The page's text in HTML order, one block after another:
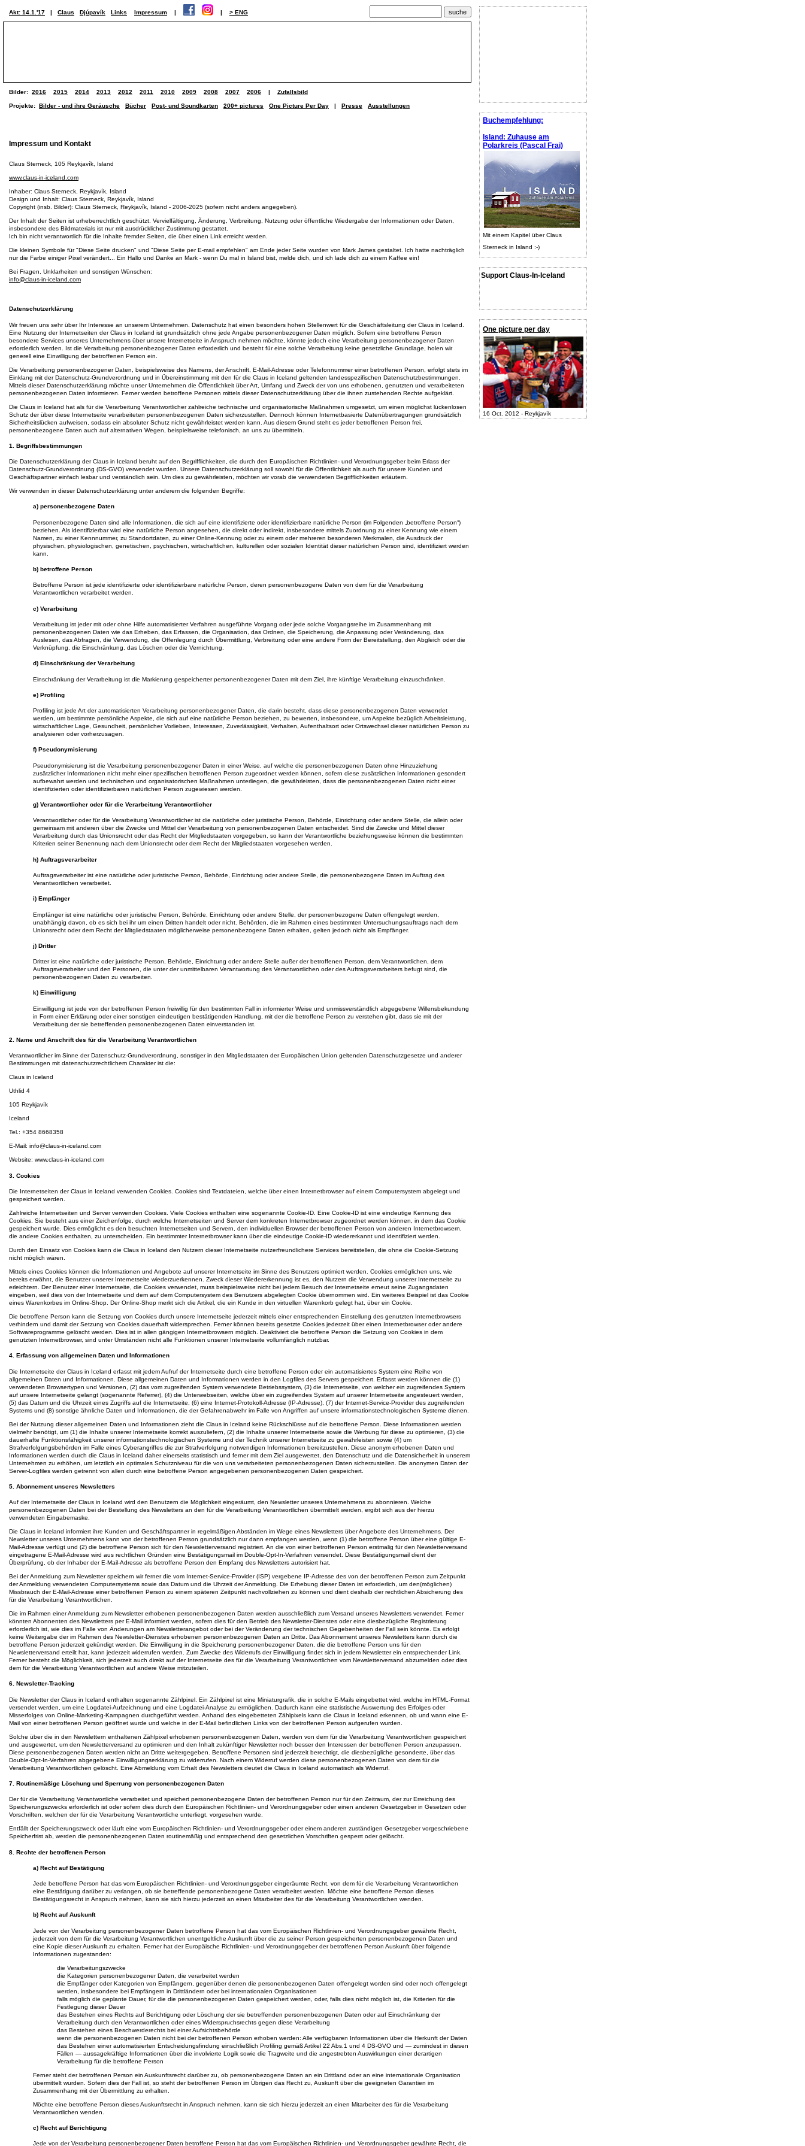
Buchempfehlung:
Island: Zuhause am
Polarkreis (Pascal Frai)
Mit einem Kapitel über Claus
Sterneck in Island :-)
Support Claus-In-Iceland
One picture per day
16 Oct. 2012 - Reykjavík
Akt: 14.1.'17 | Claus Djúpavík Links Impressum | | > ENG
Bilder: 2016 2015 2014 2013 2012 2011 2010 2009 2008 2007 2006 | Zufallsbild
Projekte: Bilder - und ihre Geräusche Bücher Post- und Soundkarten 200+ pictures One Picture Per Day | Presse Ausstellungen
Impressum und Kontakt
Claus Sterneck, 105 Reykjavík, Island
www.claus-in-iceland.com
Inhaber: Claus Sterneck, Reykjavík, Island
Design und Inhalt: Claus Sterneck, Reykjavík, Island
Copyright (insb. Bilder): Claus Sterneck, Reykjavík, Island - 2006-2025 (sofern nicht anders angegeben).
Der Inhalt der Seiten ist urheberrechtlich geschützt. Vervielfältigung, Änderung, Verbreitung, Nutzung oder öffentliche Wiedergabe der Informationen oder Daten,
insbesondere des Bildmaterials ist nur mit ausdrücklicher Zustimmung gestattet.
Ich bin nicht verantwortlich für die Inhalte fremder Seiten, die über einen Link erreicht werden.
Die kleinen Symbole für "Diese Seite drucken" und "Diese Seite per E-mail empfehlen" am Ende jeder Seite wurden von Mark James gestaltet. Ich hatte nachträglich
nur die Farbe einiger Pixel verändert... Ein Hallo und Danke an Mark - wenn Du mal in Island bist, melde dich, und ich lade dich zu einem Kaffee ein!
Bei Fragen, Unklarheiten und sonstigen Wünschen:
info@claus-in-iceland.com
Datenschutzerklärung
Wir freuen uns sehr über Ihr Interesse an unserem Unternehmen. Datenschutz hat einen besonders hohen Stellenwert für die Geschäftsleitung der Claus in Iceland.
Eine Nutzung der Internetseiten der Claus in Iceland ist grundsätzlich ohne jede Angabe personenbezogener Daten möglich. Sofern eine betroffene Person
besondere Services unseres Unternehmens über unsere Internetseite in Anspruch nehmen möchte, könnte jedoch eine Verarbeitung personenbezogener Daten
erforderlich werden. Ist die Verarbeitung personenbezogener Daten erforderlich und besteht für eine solche Verarbeitung keine gesetzliche Grundlage, holen wir
generell eine Einwilligung der betroffenen Person ein.
Die Verarbeitung personenbezogener Daten, beispielsweise des Namens, der Anschrift, E-Mail-Adresse oder Telefonnummer einer betroffenen Person, erfolgt stets im
Einklang mit der Datenschutz-Grundverordnung und in Übereinstimmung mit den für die Claus in Iceland geltenden landesspezifischen Datenschutzbestimmungen.
Mittels dieser Datenschutzerklärung möchte unser Unternehmen die Öffentlichkeit über Art, Umfang und Zweck der von uns erhobenen, genutzten und verarbeiteten
personenbezogenen Daten informieren. Ferner werden betroffene Personen mittels dieser Datenschutzerklärung über die ihnen zustehenden Rechte aufgeklärt.
Die Claus in Iceland hat als für die Verarbeitung Verantwortlicher zahlreiche technische und organisatorische Maßnahmen umgesetzt, um einen möglichst lückenlosen
Schutz der über diese Internetseite verarbeiteten personenbezogenen Daten sicherzustellen. Dennoch können Internetbasierte Datenübertragungen grundsätzlich
Sicherheitslücken aufweisen, sodass ein absoluter Schutz nicht gewährleistet werden kann. Aus diesem Grund steht es jeder betroffenen Person frei,
personenbezogene Daten auch auf alternativen Wegen, beispielsweise telefonisch, an uns zu übermitteln.
1. Begriffsbestimmungen
Die Datenschutzerklärung der Claus in Iceland beruht auf den Begrifflichkeiten, die durch den Europäischen Richtlinien- und Verordnungsgeber beim Erlass der
Datenschutz-Grundverordnung (DS-GVO) verwendet wurden. Unsere Datenschutzerklärung soll sowohl für die Öffentlichkeit als auch für unsere Kunden und
Geschäftspartner einfach lesbar und verständlich sein. Um dies zu gewährleisten, möchten wir vorab die verwendeten Begrifflichkeiten erläutern.
Wir verwenden in dieser Datenschutzerklärung unter anderem die folgenden Begriffe:
a) personenbezogene Daten
Personenbezogene Daten sind alle Informationen, die sich auf eine identifizierte oder identifizierbare natürliche Person (im Folgenden „betroffene Person“)
beziehen. Als identifizierbar wird eine natürliche Person angesehen, die direkt oder indirekt, insbesondere mittels Zuordnung zu einer Kennung wie einem
Namen, zu einer Kennnummer, zu Standortdaten, zu einer Online-Kennung oder zu einem oder mehreren besonderen Merkmalen, die Ausdruck der
physischen, physiologischen, genetischen, psychischen, wirtschaftlichen, kulturellen oder sozialen Identität dieser natürlichen Person sind, identifiziert werden
kann.
b) betroffene Person
Betroffene Person ist jede identifizierte oder identifizierbare natürliche Person, deren personenbezogene Daten von dem für die Verarbeitung
Verantwortlichen verarbeitet werden.
c) Verarbeitung
Verarbeitung ist jeder mit oder ohne Hilfe automatisierter Verfahren ausgeführte Vorgang oder jede solche Vorgangsreihe im Zusammenhang mit
personenbezogenen Daten wie das Erheben, das Erfassen, die Organisation, das Ordnen, die Speicherung, die Anpassung oder Veränderung, das
Auslesen, das Abfragen, die Verwendung, die Offenlegung durch Übermittlung, Verbreitung oder eine andere Form der Bereitstellung, den Abgleich oder die
Verknüpfung, die Einschränkung, das Löschen oder die Vernichtung.
d) Einschränkung der Verarbeitung
Einschränkung der Verarbeitung ist die Markierung gespeicherter personenbezogener Daten mit dem Ziel, ihre künftige Verarbeitung einzuschränken.
e) Profiling
Profiling ist jede Art der automatisierten Verarbeitung personenbezogener Daten, die darin besteht, dass diese personenbezogenen Daten verwendet
werden, um bestimmte persönliche Aspekte, die sich auf eine natürliche Person beziehen, zu bewerten, insbesondere, um Aspekte bezüglich Arbeitsleistung,
wirtschaftlicher Lage, Gesundheit, persönlicher Vorlieben, Interessen, Zuverlässigkeit, Verhalten, Aufenthaltsort oder Ortswechsel dieser natürlichen Person zu
analysieren oder vorherzusagen.
f) Pseudonymisierung
Pseudonymisierung ist die Verarbeitung personenbezogener Daten in einer Weise, auf welche die personenbezogenen Daten ohne Hinzuziehung
zusätzlicher Informationen nicht mehr einer spezifischen betroffenen Person zugeordnet werden können, sofern diese zusätzlichen Informationen gesondert
aufbewahrt werden und technischen und organisatorischen Maßnahmen unterliegen, die gewährleisten, dass die personenbezogenen Daten nicht einer
identifizierten oder identifizierbaren natürlichen Person zugewiesen werden.
g) Verantwortlicher oder für die Verarbeitung Verantwortlicher
Verantwortlicher oder für die Verarbeitung Verantwortlicher ist die natürliche oder juristische Person, Behörde, Einrichtung oder andere Stelle, die allein oder
gemeinsam mit anderen über die Zwecke und Mittel der Verarbeitung von personenbezogenen Daten entscheidet. Sind die Zwecke und Mittel dieser
Verarbeitung durch das Unionsrecht oder das Recht der Mitgliedstaaten vorgegeben, so kann der Verantwortliche beziehungsweise können die bestimmten
Kriterien seiner Benennung nach dem Unionsrecht oder dem Recht der Mitgliedstaaten vorgesehen werden.
h) Auftragsverarbeiter
Auftragsverarbeiter ist eine natürliche oder juristische Person, Behörde, Einrichtung oder andere Stelle, die personenbezogene Daten im Auftrag des
Verantwortlichen verarbeitet.
i) Empfänger
Empfänger ist eine natürliche oder juristische Person, Behörde, Einrichtung oder andere Stelle, der personenbezogene Daten offengelegt werden,
unabhängig davon, ob es sich bei ihr um einen Dritten handelt oder nicht. Behörden, die im Rahmen eines bestimmten Untersuchungsauftrags nach dem
Unionsrecht oder dem Recht der Mitgliedstaaten möglicherweise personenbezogene Daten erhalten, gelten jedoch nicht als Empfänger.
j) Dritter
Dritter ist eine natürliche oder juristische Person, Behörde, Einrichtung oder andere Stelle außer der betroffenen Person, dem Verantwortlichen, dem
Auftragsverarbeiter und den Personen, die unter der unmittelbaren Verantwortung des Verantwortlichen oder des Auftragsverarbeiters befugt sind, die
personenbezogenen Daten zu verarbeiten.
k) Einwilligung
Einwilligung ist jede von der betroffenen Person freiwillig für den bestimmten Fall in informierter Weise und unmissverständlich abgegebene Willensbekundung
in Form einer Erklärung oder einer sonstigen eindeutigen bestätigenden Handlung, mit der die betroffene Person zu verstehen gibt, dass sie mit der
Verarbeitung der sie betreffenden personenbezogenen Daten einverstanden ist.
2. Name und Anschrift des für die Verarbeitung Verantwortlichen
Verantwortlicher im Sinne der Datenschutz-Grundverordnung, sonstiger in den Mitgliedstaaten der Europäischen Union geltenden Datenschutzgesetze und anderer
Bestimmungen mit datenschutzrechtlichem Charakter ist die:
Claus in Iceland
Uthlid 4
105 Reykjavík
Iceland
Tel.: +354 8668358
E-Mail: info@claus-in-iceland.com
Website: www.claus-in-iceland.com
3. Cookies
Die Internetseiten der Claus in Iceland verwenden Cookies. Cookies sind Textdateien, welche über einen Internetbrowser auf einem Computersystem abgelegt und
gespeichert werden.
Zahlreiche Internetseiten und Server verwenden Cookies. Viele Cookies enthalten eine sogenannte Cookie-ID. Eine Cookie-ID ist eine eindeutige Kennung des
Cookies. Sie besteht aus einer Zeichenfolge, durch welche Internetseiten und Server dem konkreten Internetbrowser zugeordnet werden können, in dem das Cookie
gespeichert wurde. Dies ermöglicht es den besuchten Internetseiten und Servern, den individuellen Browser der betroffenen Person von anderen Internetbrowsern,
die andere Cookies enthalten, zu unterscheiden. Ein bestimmter Internetbrowser kann über die eindeutige Cookie-ID wiedererkannt und identifiziert werden.
Durch den Einsatz von Cookies kann die Claus in Iceland den Nutzern dieser Internetseite nutzerfreundlichere Services bereitstellen, die ohne die Cookie-Setzung
nicht möglich wären.
Mittels eines Cookies können die Informationen und Angebote auf unserer Internetseite im Sinne des Benutzers optimiert werden. Cookies ermöglichen uns, wie
bereits erwähnt, die Benutzer unserer Internetseite wiederzuerkennen. Zweck dieser Wiedererkennung ist es, den Nutzern die Verwendung unserer Internetseite zu
erleichtern. Der Benutzer einer Internetseite, die Cookies verwendet, muss beispielsweise nicht bei jedem Besuch der Internetseite erneut seine Zugangsdaten
eingeben, weil dies von der Internetseite und dem auf dem Computersystem des Benutzers abgelegten Cookie übernommen wird. Ein weiteres Beispiel ist das Cookie
eines Warenkorbes im Online-Shop. Der Online-Shop merkt sich die Artikel, die ein Kunde in den virtuellen Warenkorb gelegt hat, über ein Cookie.
Die betroffene Person kann die Setzung von Cookies durch unsere Internetseite jederzeit mittels einer entsprechenden Einstellung des genutzten Internetbrowsers
verhindern und damit der Setzung von Cookies dauerhaft widersprechen. Ferner können bereits gesetzte Cookies jederzeit über einen Internetbrowser oder andere
Softwareprogramme gelöscht werden. Dies ist in allen gängigen Internetbrowsern möglich. Deaktiviert die betroffene Person die Setzung von Cookies in dem
genutzten Internetbrowser, sind unter Umständen nicht alle Funktionen unserer Internetseite vollumfänglich nutzbar.
4. Erfassung von allgemeinen Daten und Informationen
Die Internetseite der Claus in Iceland erfasst mit jedem Aufruf der Internetseite durch eine betroffene Person oder ein automatisiertes System eine Reihe von
allgemeinen Daten und Informationen. Diese allgemeinen Daten und Informationen werden in den Logfiles des Servers gespeichert. Erfasst werden können die (1)
verwendeten Browsertypen und Versionen, (2) das vom zugreifenden System verwendete Betriebssystem, (3) die Internetseite, von welcher ein zugreifendes System
auf unsere Internetseite gelangt (sogenannte Referrer), (4) die Unterwebseiten, welche über ein zugreifendes System auf unserer Internetseite angesteuert werden,
(5) das Datum und die Uhrzeit eines Zugriffs auf die Internetseite, (6) eine Internet-Protokoll-Adresse (IP-Adresse), (7) der Internet-Service-Provider des zugreifenden
Systems und (8) sonstige ähnliche Daten und Informationen, die der Gefahrenabwehr im Falle von Angriffen auf unsere informationstechnologischen Systeme dienen.
Bei der Nutzung dieser allgemeinen Daten und Informationen zieht die Claus in Iceland keine Rückschlüsse auf die betroffene Person. Diese Informationen werden
vielmehr benötigt, um (1) die Inhalte unserer Internetseite korrekt auszuliefern, (2) die Inhalte unserer Internetseite sowie die Werbung für diese zu optimieren, (3) die
dauerhafte Funktionsfähigkeit unserer informationstechnologischen Systeme und der Technik unserer Internetseite zu gewährleisten sowie (4) um
Strafverfolgungsbehörden im Falle eines Cyberangriffes die zur Strafverfolgung notwendigen Informationen bereitzustellen. Diese anonym erhobenen Daten und
Informationen werden durch die Claus in Iceland daher einerseits statistisch und ferner mit dem Ziel ausgewertet, den Datenschutz und die Datensicherheit in unserem
Unternehmen zu erhöhen, um letztlich ein optimales Schutzniveau für die von uns verarbeiteten personenbezogenen Daten sicherzustellen. Die anonymen Daten der
Server-Logfiles werden getrennt von allen durch eine betroffene Person angegebenen personenbezogenen Daten gespeichert.
5. Abonnement unseres Newsletters
Auf der Internetseite der Claus in Iceland wird den Benutzern die Möglichkeit eingeräumt, den Newsletter unseres Unternehmens zu abonnieren. Welche
personenbezogenen Daten bei der Bestellung des Newsletters an den für die Verarbeitung Verantwortlichen übermittelt werden, ergibt sich aus der hierzu
verwendeten Eingabemaske.
Die Claus in Iceland informiert ihre Kunden und Geschäftspartner in regelmäßigen Abständen im Wege eines Newsletters über Angebote des Unternehmens. Der
Newsletter unseres Unternehmens kann von der betroffenen Person grundsätzlich nur dann empfangen werden, wenn (1) die betroffene Person über eine gültige E-
Mail-Adresse verfügt und (2) die betroffene Person sich für den Newsletterversand registriert. An die von einer betroffenen Person erstmalig für den Newsletterversand
eingetragene E-Mail-Adresse wird aus rechtlichen Gründen eine Bestätigungsmail im Double-Opt-In-Verfahren versendet. Diese Bestätigungsmail dient der
Überprüfung, ob der Inhaber der E-Mail-Adresse als betroffene Person den Empfang des Newsletters autorisiert hat.
Bei der Anmeldung zum Newsletter speichern wir ferner die vom Internet-Service-Provider (ISP) vergebene IP-Adresse des von der betroffenen Person zum Zeitpunkt
der Anmeldung verwendeten Computersystems sowie das Datum und die Uhrzeit der Anmeldung. Die Erhebung dieser Daten ist erforderlich, um den(möglichen)
Missbrauch der E-Mail-Adresse einer betroffenen Person zu einem späteren Zeitpunkt nachvollziehen zu können und dient deshalb der rechtlichen Absicherung des
für die Verarbeitung Verantwortlichen.
Die im Rahmen einer Anmeldung zum Newsletter erhobenen personenbezogenen Daten werden ausschließlich zum Versand unseres Newsletters verwendet. Ferner
könnten Abonnenten des Newsletters per E-Mail informiert werden, sofern dies für den Betrieb des Newsletter-Dienstes oder eine diesbezügliche Registrierung
erforderlich ist, wie dies im Falle von Änderungen am Newsletterangebot oder bei der Veränderung der technischen Gegebenheiten der Fall sein könnte. Es erfolgt
keine Weitergabe der im Rahmen des Newsletter-Dienstes erhobenen personenbezogenen Daten an Dritte. Das Abonnement unseres Newsletters kann durch die
betroffene Person jederzeit gekündigt werden. Die Einwilligung in die Speicherung personenbezogener Daten, die die betroffene Person uns für den
Newsletterversand erteilt hat, kann jederzeit widerrufen werden. Zum Zwecke des Widerrufs der Einwilligung findet sich in jedem Newsletter ein entsprechender Link.
Ferner besteht die Möglichkeit, sich jederzeit auch direkt auf der Internetseite des für die Verarbeitung Verantwortlichen vom Newsletterversand abzumelden oder dies
dem für die Verarbeitung Verantwortlichen auf andere Weise mitzuteilen.
6. Newsletter-Tracking
Die Newsletter der Claus in Iceland enthalten sogenannte Zählpixel. Ein Zählpixel ist eine Miniaturgrafik, die in solche E-Mails eingebettet wird, welche im HTML-Format
versendet werden, um eine Logdatei-Aufzeichnung und eine Logdatei-Analyse zu ermöglichen. Dadurch kann eine statistische Auswertung des Erfolges oder
Misserfolges von Online-Marketing-Kampagnen durchgeführt werden. Anhand des eingebetteten Zählpixels kann die Claus in Iceland erkennen, ob und wann eine E-
Mail von einer betroffenen Person geöffnet wurde und welche in der E-Mail befindlichen Links von der betroffenen Person aufgerufen wurden.
Solche über die in den Newslettern enthaltenen Zählpixel erhobenen personenbezogenen Daten, werden von dem für die Verarbeitung Verantwortlichen gespeichert
und ausgewertet, um den Newsletterversand zu optimieren und den Inhalt zukünftiger Newsletter noch besser den Interessen der betroffenen Person anzupassen.
Diese personenbezogenen Daten werden nicht an Dritte weitergegeben. Betroffene Personen sind jederzeit berechtigt, die diesbezügliche gesonderte, über das
Double-Opt-In-Verfahren abgegebene Einwilligungserklärung zu widerrufen. Nach einem Widerruf werden diese personenbezogenen Daten von dem für die
Verarbeitung Verantwortlichen gelöscht. Eine Abmeldung vom Erhalt des Newsletters deutet die Claus in Iceland automatisch als Widerruf.
7. Routinemäßige Löschung und Sperrung von personenbezogenen Daten
Der für die Verarbeitung Verantwortliche verarbeitet und speichert personenbezogene Daten der betroffenen Person nur für den Zeitraum, der zur Erreichung des
Speicherungszwecks erforderlich ist oder sofern dies durch den Europäischen Richtlinien- und Verordnungsgeber oder einen anderen Gesetzgeber in Gesetzen oder
Vorschriften, welchen der für die Verarbeitung Verantwortliche unterliegt, vorgesehen wurde.
Entfällt der Speicherungszweck oder läuft eine vom Europäischen Richtlinien- und Verordnungsgeber oder einem anderen zuständigen Gesetzgeber vorgeschriebene
Speicherfrist ab, werden die personenbezogenen Daten routinemäßig und entsprechend den gesetzlichen Vorschriften gesperrt oder gelöscht.
8. Rechte der betroffenen Person
a) Recht auf Bestätigung
Jede betroffene Person hat das vom Europäischen Richtlinien- und Verordnungsgeber eingeräumte Recht, von dem für die Verarbeitung Verantwortlichen
eine Bestätigung darüber zu verlangen, ob sie betreffende personenbezogene Daten verarbeitet werden. Möchte eine betroffene Person dieses
Bestätigungsrecht in Anspruch nehmen, kann sie sich hierzu jederzeit an einen Mitarbeiter des für die Verarbeitung Verantwortlichen wenden.
b) Recht auf Auskunft
Jede von der Verarbeitung personenbezogener Daten betroffene Person hat das vom Europäischen Richtlinien- und Verordnungsgeber gewährte Recht,
jederzeit von dem für die Verarbeitung Verantwortlichen unentgeltliche Auskunft über die zu seiner Person gespeicherten personenbezogenen Daten und
eine Kopie dieser Auskunft zu erhalten. Ferner hat der Europäische Richtlinien- und Verordnungsgeber der betroffenen Person Auskunft über folgende
Informationen zugestanden:
die Verarbeitungszwecke
die Kategorien personenbezogener Daten, die verarbeitet werden
die Empfänger oder Kategorien von Empfängern, gegenüber denen die personenbezogenen Daten offengelegt worden sind oder noch offengelegt
werden, insbesondere bei Empfängern in Drittländern oder bei internationalen Organisationen
falls möglich die geplante Dauer, für die die personenbezogenen Daten gespeichert werden, oder, falls dies nicht möglich ist, die Kriterien für die
Festlegung dieser Dauer
das Bestehen eines Rechts auf Berichtigung oder Löschung der sie betreffenden personenbezogenen Daten oder auf Einschränkung der
Verarbeitung durch den Verantwortlichen oder eines Widerspruchsrechts gegen diese Verarbeitung
das Bestehen eines Beschwerderechts bei einer Aufsichtsbehörde
wenn die personenbezogenen Daten nicht bei der betroffenen Person erhoben werden: Alle verfügbaren Informationen über die Herkunft der Daten
das Bestehen einer automatisierten Entscheidungsfindung einschließlich Profiling gemäß Artikel 22 Abs.1 und 4 DS-GVO und — zumindest in diesen
Fällen — aussagekräftige Informationen über die involvierte Logik sowie die Tragweite und die angestrebten Auswirkungen einer derartigen
Verarbeitung für die betroffene Person
Ferner steht der betroffenen Person ein Auskunftsrecht darüber zu, ob personenbezogene Daten an ein Drittland oder an eine internationale Organisation
übermittelt wurden. Sofern dies der Fall ist, so steht der betroffenen Person im Übrigen das Recht zu, Auskunft über die geeigneten Garantien im
Zusammenhang mit der Übermittlung zu erhalten.
Möchte eine betroffene Person dieses Auskunftsrecht in Anspruch nehmen, kann sie sich hierzu jederzeit an einen Mitarbeiter des für die Verarbeitung
Verantwortlichen wenden.
c) Recht auf Berichtigung
Jede von der Verarbeitung personenbezogener Daten betroffene Person hat das vom Europäischen Richtlinien- und Verordnungsgeber gewährte Recht, die